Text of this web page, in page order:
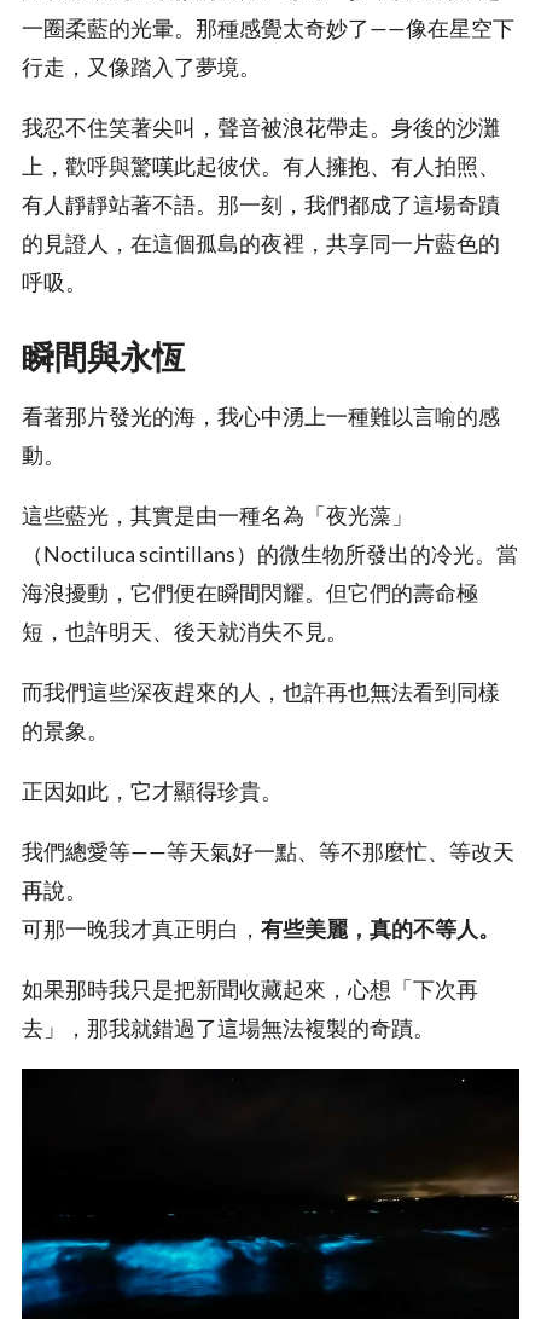
一圈柔藍的光暈。那種感覺太奇妙了——像在星空下
行走，又像踏入了夢境。
我忍不住笑著尖叫，聲音被浪花帶走。身後的沙灘
上，歡呼與驚嘆此起彼伏。有人擁抱、有人拍照、
有人靜靜站著不語。那一刻，我們都成了這場奇蹟
的見證人，在這個孤島的夜裡，共享同一片藍色的
呼吸。
瞬間與永恆
看著那片發光的海，我心中湧上一種難以言喻的感
動。
這些藍光，其實是由一種名為「夜光藻」
（Noctiluca scintillans）的微生物所發出的冷光。當
海浪擾動，它們便在瞬間閃耀。但它們的壽命極
短，也許明天、後天就消失不見。
而我們這些深夜趕來的人，也許再也無法看到同樣
的景象。
正因如此，它才顯得珍貴。
我們總愛等——等天氣好一點、等不那麼忙、等改天
再說。
可那一晚我才真正明白， 有些美麗，真的不等人。
如果那時我只是把新聞收藏起來，心想「下次再
去」，那我就錯過了這場無法複製的奇蹟。